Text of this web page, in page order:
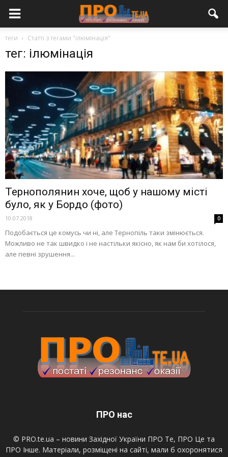
теги Статті з тегами "ілюмінація"
тег: ілюмінація
Тернополянин хоче, щоб у нашому місті
було, як у Бордо (фото)
10.07.2018 0
Подобається це комусь чи ні, але Тернопіль таки змінюється.
Можливо не так швидко і не настільки якісно, як нам би хотілося,
але певні зрушення...
ПРО нас
© PRO.te.ua – новини Західної України ПРО Те, ПРО Це та
ПРО Інше. Матеріали, розміщені на сайті, мали б охоронятися